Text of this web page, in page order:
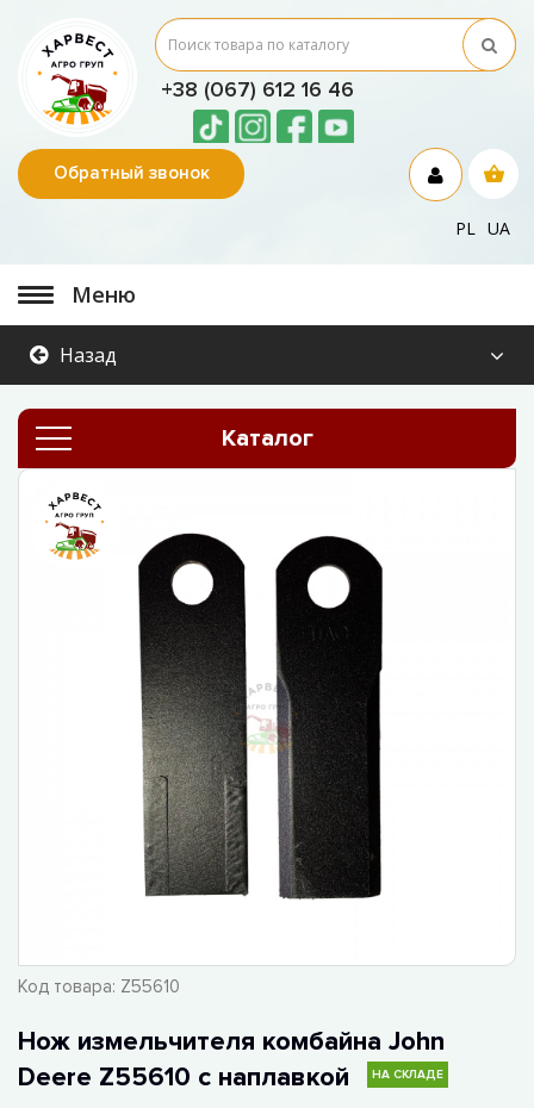
+38 (067) 612 16 46
Обратный звонок
PL UA
Меню
Назад
Каталог
Код товара: Z55610
Нож измельчителя комбайна John
Deere Z55610 с наплавкой
НА СКЛАДЕ